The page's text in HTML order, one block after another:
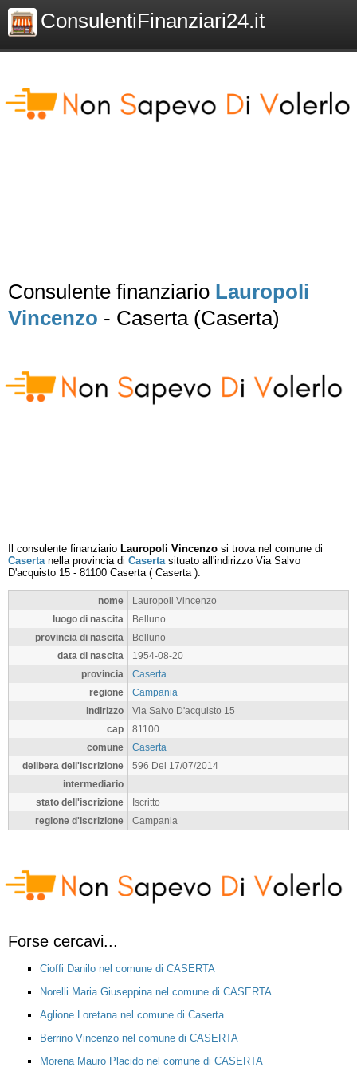
ConsulentiFinanziari24.it
Consulente finanziario Lauropoli
Vincenzo - Caserta (Caserta)
Il consulente finanziario Lauropoli Vincenzo si trova nel comune di
Casertanella provincia di Casertasituato all'indirizzo Via Salvo
D'acquisto 15 - 81100 Caserta( Caserta).
nome
Lauropoli Vincenzo
luogo di nascita
Belluno
provincia di nascita
Belluno
data di nascita
1954-08-20
provincia
Caserta
regione
Campania
indirizzo
Via Salvo D'acquisto 15
cap
81100
comune
Caserta
delibera dell'iscrizione
596 Del 17/07/2014
intermediario
stato dell'iscrizione
Iscritto
regione d'iscrizione
Campania
Forse cercavi...
Cioffi Danilo nel comune di CASERTA
Norelli Maria Giuseppina nel comune di CASERTA
Aglione Loretana nel comune di Caserta
Berrino Vincenzo nel comune di CASERTA
Morena Mauro Placido nel comune di CASERTA